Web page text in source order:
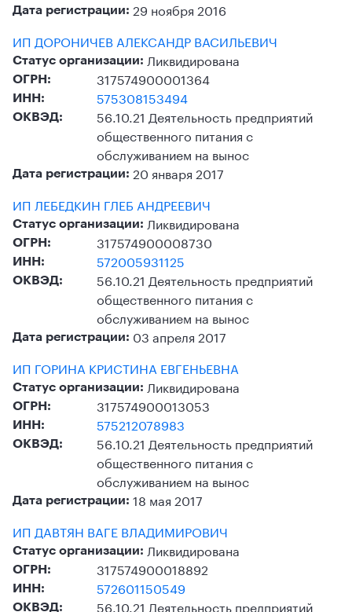
Дата регистрации: 29 ноября 2016
ИП ДОРОНИЧЕВ АЛЕКСАНДР ВАСИЛЬЕВИЧ
Статус организации: Ликвидирована
ОГРН: 317574900001364
ИНН: 575308153494
ОКВЭД:
56.10.21 Деятельность предприятий
общественного питания с
обслуживанием на вынос
Дата регистрации: 20 января 2017
ИП ЛЕБЕДКИН ГЛЕБ АНДРЕЕВИЧ
Статус организации: Ликвидирована
ОГРН: 317574900008730
ИНН: 572005931125
ОКВЭД:
56.10.21 Деятельность предприятий
общественного питания с
обслуживанием на вынос
Дата регистрации: 03 апреля 2017
ИП ГОРИНА КРИСТИНА ЕВГЕНЬЕВНА
Статус организации: Ликвидирована
ОГРН: 317574900013053
ИНН: 575212078983
ОКВЭД:
56.10.21 Деятельность предприятий
общественного питания с
обслуживанием на вынос
Дата регистрации: 18 мая 2017
ИП ДАВТЯН ВАГЕ ВЛАДИМИРОВИЧ
Статус организации: Ликвидирована
ОГРН: 317574900018892
ИНН: 572601150549
ОКВЭД:
56.10.21 Деятельность предприятий